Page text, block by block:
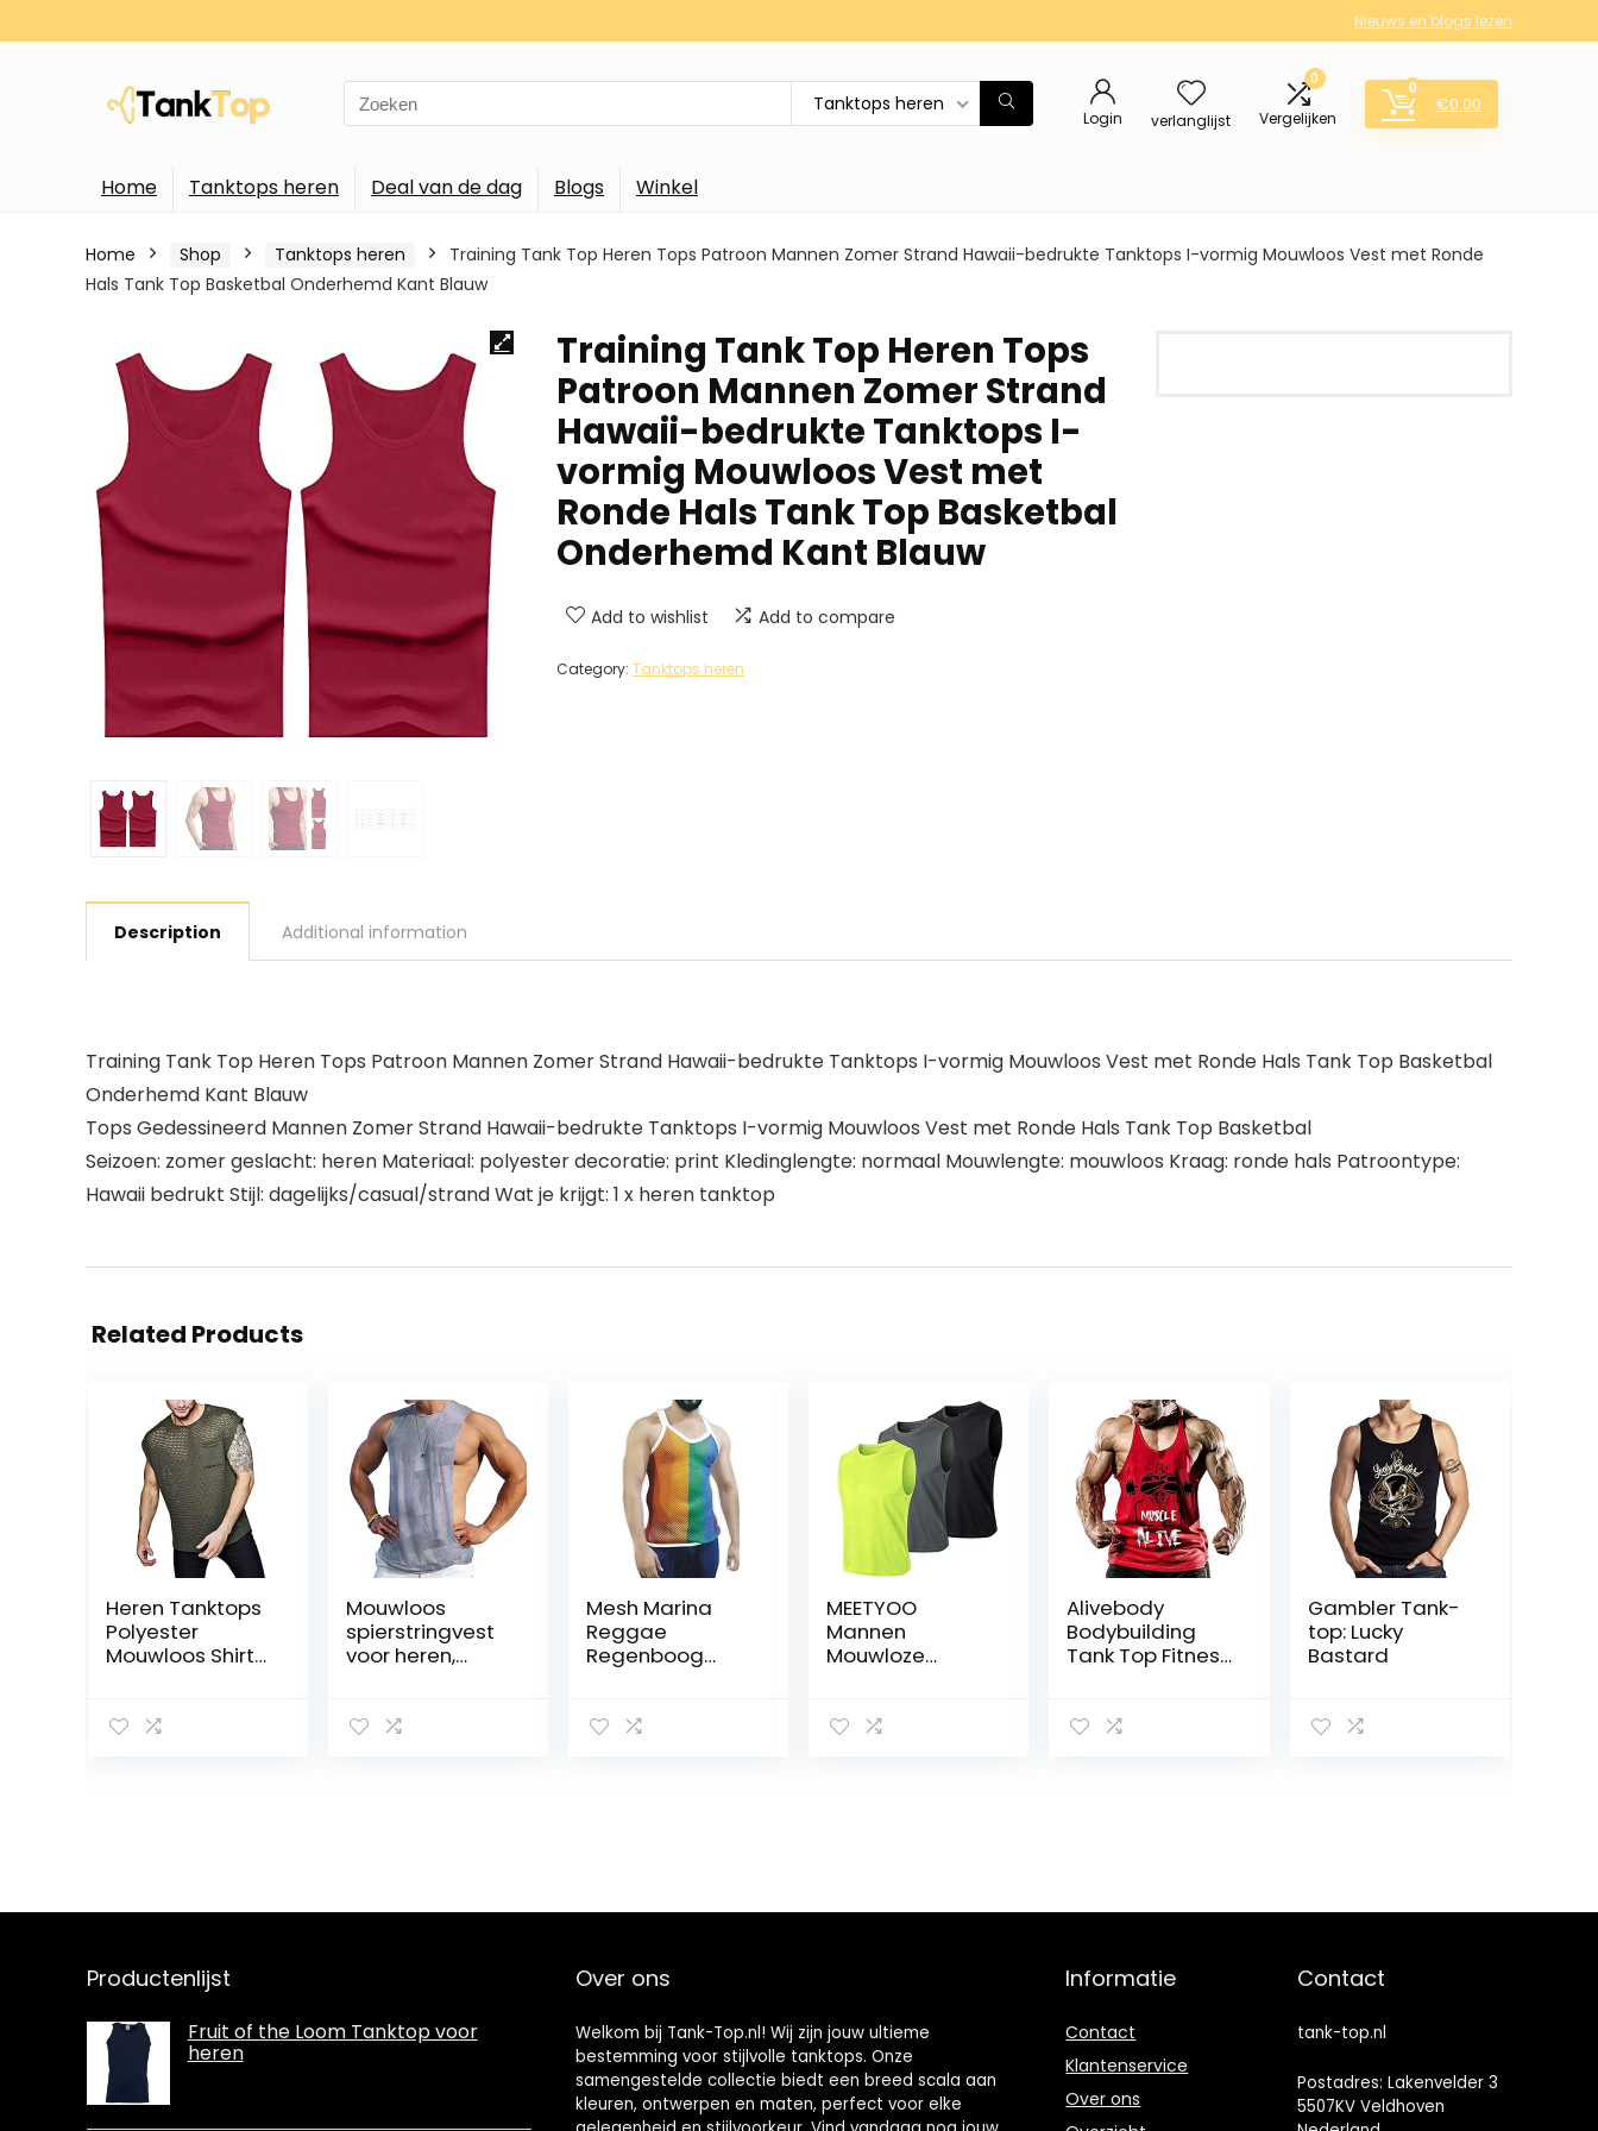
Nieuws en blogs lezen
Search
for:
Tanktops heren
Login verlanglijst
0
Vergelijken
0
€0.00
Home Tanktops heren Deal van de dag Blogs Winkel
Home Shop Tanktops heren
Training Tank Top Heren Tops Patroon Mannen Zomer Strand Hawaii-bedrukte Tanktops I-vormig Mouwloos Vest met Ronde
Hals Tank Top Basketbal Onderhemd Kant Blauw
Training Tank Top Heren Tops
Patroon Mannen Zomer Strand
Hawaii-bedrukte Tanktops I-
vormig Mouwloos Vest met
Ronde Hals Tank Top Basketbal
Onderhemd Kant Blauw
Add to wishlist Add to compare
Category: Tanktops heren
Description Additional information
Training Tank Top Heren Tops Patroon Mannen Zomer Strand Hawaii-bedrukte Tanktops I-vormig Mouwloos Vest met Ronde Hals Tank Top Basketbal
Onderhemd Kant Blauw
Tops Gedessineerd Mannen Zomer Strand Hawaii-bedrukte Tanktops I-vormig Mouwloos Vest met Ronde Hals Tank Top Basketbal
Seizoen: zomer geslacht: heren Materiaal: polyester decoratie: print Kledinglengte: normaal Mouwlengte: mouwloos Kraag: ronde hals Patroontype:
Hawaii bedrukt Stijl: dagelijks/casual/strand Wat je krijgt: 1 x heren tanktop
Related Products
Heren Tanktops
Polyester
Mouwloos Shirt
Mouwloos
spierstringvest
voor heren,
fitnessstudio,
Mesh Marina
Reggae
Regenboog
Uitgerust
MEETYOO
Mannen
Mouwloze
Vest Top Voor
Alivebody
Bodybuilding
Tank Top Fitness
Sportshirt
Gambler Tank-
top: Lucky
Bastard
Productenlijst
Fruit of the Loom Tanktop voor
heren
Over ons
Welkom bij Tank-Top.nl! Wij zijn jouw ultieme
bestemming voor stijlvolle tanktops. Onze
samengestelde collectie biedt een breed scala aan
kleuren, ontwerpen en maten, perfect voor elke
Informatie
Contact
Klantenservice
Over ons
Contact
tank-top.nl
Postadres: Lakenvelder 3
5507KV Veldhoven